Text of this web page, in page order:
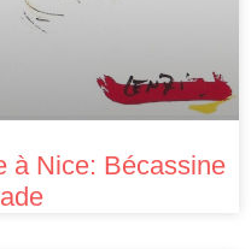
à Nice: Bécassine